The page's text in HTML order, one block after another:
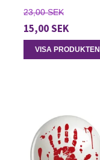
23,00 SEK
15,00 SEK
VISA PRODUKTEN